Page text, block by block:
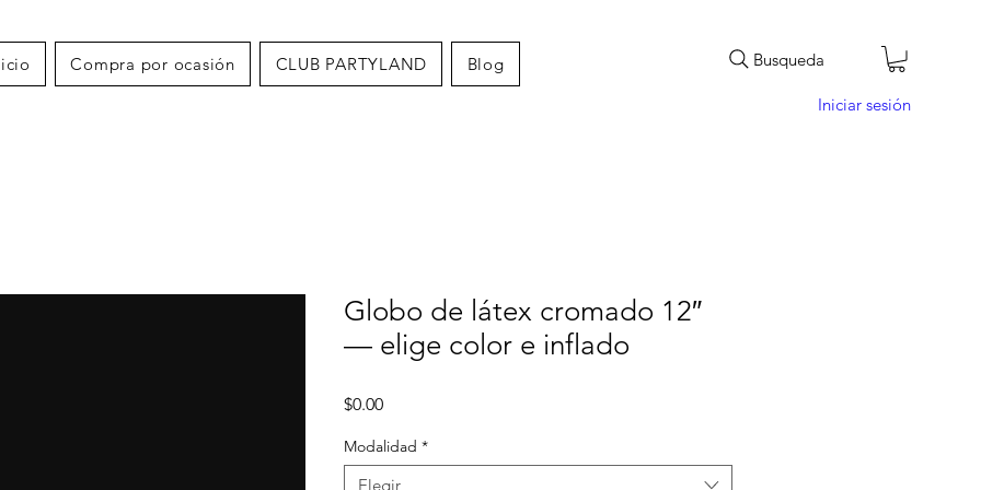
Compra por ocasión CLUB PARTYLAND Blog Busqueda
Iniciar sesión
Globo de látex cromado 12″
— elige color e inflado
$0.00Precio
Modalidad *
Elegir